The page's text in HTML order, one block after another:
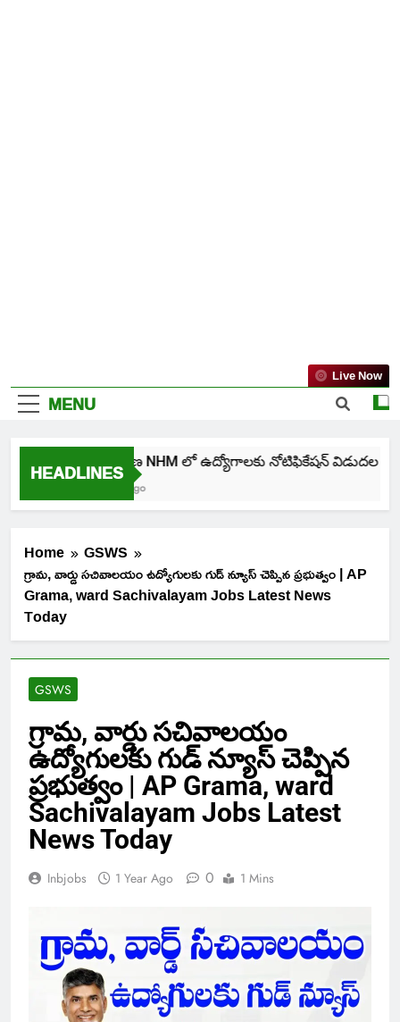
MENU
Live Now
HEADLINESతెలంగాణ NHM లో ఉద్యోగాలకు నోటిఫికేషన్ విడుదల
Home
GSWS
గ్రామ, వార్డు సచివాలయం ఉద్యోగులకు గుడ్ న్యూస్ చెప్పిన ప్రభుత్వం | AP
Grama, ward Sachivalayam Jobs Latest News
Today
GSWS
గ్రామ, వార్డు సచివాలయం
ఉద్యోగులకు గుడ్ న్యూస్ చెప్పిన
ప్రభుత్వం | AP Grama, ward
Sachivalayam Jobs Latest
News Today
Inbjobs 1 Year Ago 0 1 Mins